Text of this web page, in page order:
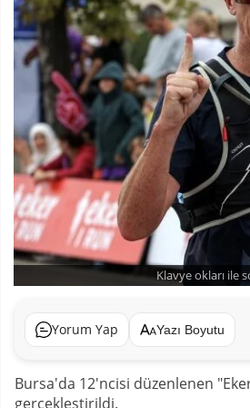
Klavye okları ile
Yorum Yap Yazı Boyutu
Bursa'da 12'ncisi düzenlenen
gerçekleştirildi.